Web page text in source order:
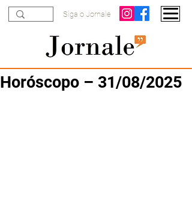
Siga o Jornale
Horóscopo – 31/08/2025